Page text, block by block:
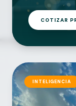
COTIZAR
INTELIGENCIA